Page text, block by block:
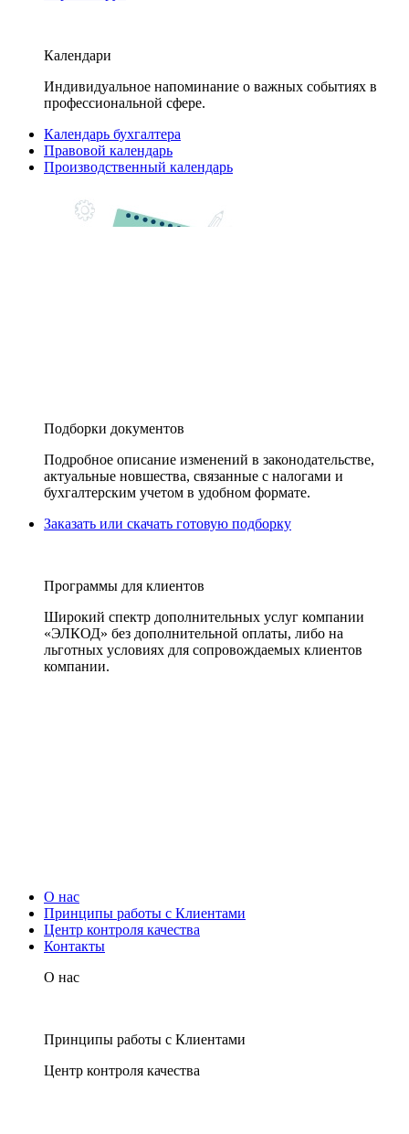
Календари
Индивидуальное напоминание о важных событиях в
профессиональной сфере.
Календарь бухгалтера
Правовой календарь
Производственный календарь
Подборки документов
Подробное описание изменений в законодательстве,
актуальные новшества, связанные с налогами и
бухгалтерским учетом в удобном формате.
Заказать или скачать готовую подборку
Программы для клиентов
Широкий спектр дополнительных услуг компании
«ЭЛКОД» без дополнительной оплаты, либо на
льготных условиях для сопровождаемых клиентов
компании.
О нас
Принципы работы с Клиентами
Центр контроля качества
Контакты
О нас
Принципы работы с Клиентами
Центр контроля качества